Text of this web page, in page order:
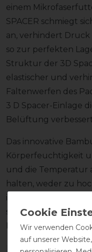
einem
SPACER schmiegt
an, verhindert
so zur perfekten
Struktur der 3D
elastischer und
Faltenwerfen des
3 D Spacer-Einlage
Belüftung
Das innovative
Körperfeuchtigkeit
und die Temperatur
halten, weder zu
im Winter. Aufgrund
sich besonders für
Haut und beugt so
Wir verwenden
auf unserer